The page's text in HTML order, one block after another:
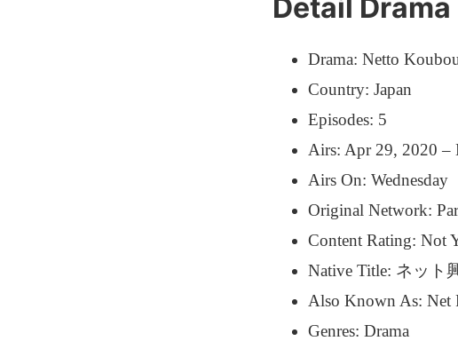
Detail Drama
Drama: Netto
Country: Japan
Episodes: 5
Airs: Apr 29, 2020 –
Airs On: Wednesday
Original Network:
Content Rating: Not
Native Title: ネット
Also Known As: Net
Genres: Drama